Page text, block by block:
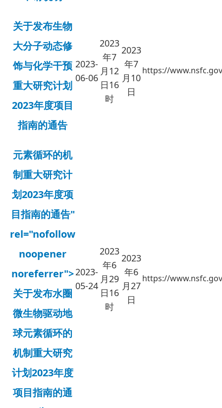
关于发布生物
大分子动态修
饰与化学干预
重大研究计划
2023年度项目
指南的通告
2023-
06-06
2023
年7
月12
日16
时
2023
年7
月10
日
https://
元素循环的机
制重大研究计
划2023年度项
目指南的通告"
rel="nofollow
noopener
noreferrer">
关于发布水圈
微生物驱动地
球元素循环的
机制重大研究
计划2023年度
项目指南的通
2023-
05-24
2023
年6
月29
日16
时
2023
年6
月27
日
https://